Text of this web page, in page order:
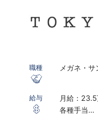
職種 メガネ・
給与
月給：
各種手当